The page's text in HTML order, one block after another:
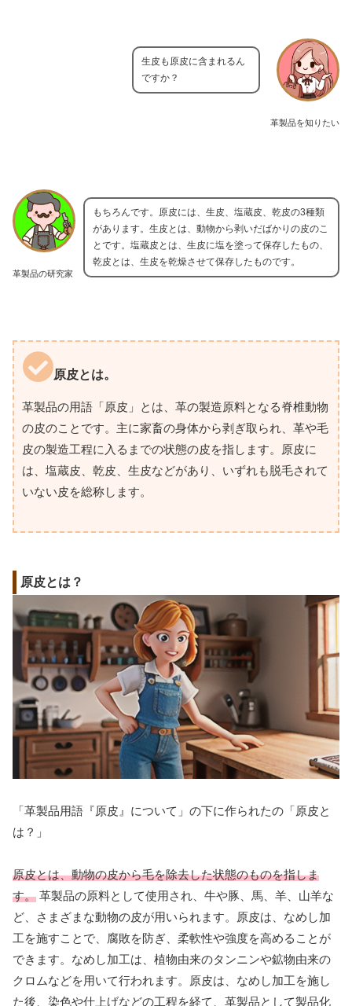
革製品を知りたい
生皮も原皮に含まれるん
ですか？
革製品の研究家
もちろんです。原皮には、生皮、塩蔵皮、乾皮の3種類
があります。生皮とは、動物から剥いだばかりの皮のこ
とです。塩蔵皮とは、生皮に塩を塗って保存したもの、
乾皮とは、生皮を乾燥させて保存したものです。
原皮とは。
革製品の用語「原皮」とは、革の製造原料となる脊椎動物
の皮のことです。主に家畜の身体から剥ぎ取られ、革や毛
皮の製造工程に入るまでの状態の皮を指します。原皮に
は、塩蔵皮、乾皮、生皮などがあり、いずれも脱毛されて
いない皮を総称します。
原皮とは？
「革製品用語『原皮』について」の下に作られたの「原皮と
は？」
原皮とは、動物の皮から毛を除去した状態のものを指しま
す。 革製品の原料として使用され、牛や豚、馬、羊、山羊な
ど、さまざまな動物の皮が用いられます。原皮は、なめし加
工を施すことで、腐敗を防ぎ、柔軟性や強度を高めることが
できます。なめし加工は、植物由来のタンニンや鉱物由来の
クロムなどを用いて行われます。原皮は、なめし加工を施し
た後、染色や仕上げなどの工程を経て、革製品として製品化